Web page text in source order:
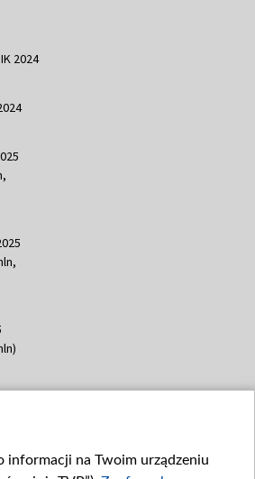
2024
informacji na Twoim urządzeniu